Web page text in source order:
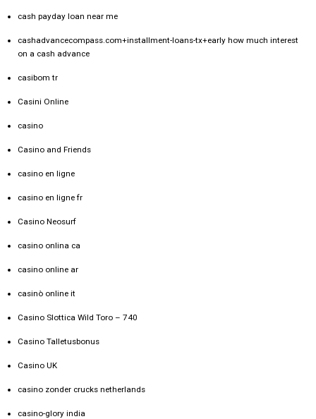
cash payday loan near me
cashadvancecompass.com+installment-loans-tx+early how much interest
on a cash advance
casibom tr
Casini Online
casino
Casino and Friends
casino en ligne
casino en ligne fr
Casino Neosurf
casino onlina ca
casino online ar
casinò online it
Casino Slottica Wild Toro – 740
Casino Talletusbonus
Casino UK
casino zonder crucks netherlands
casino-glory india